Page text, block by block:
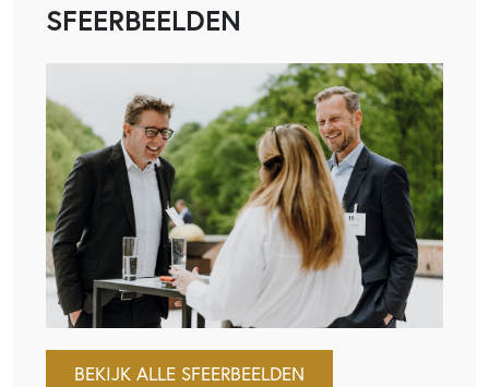
SFEERBEELDEN
BEKIJK ALLE SFEERBEELDEN